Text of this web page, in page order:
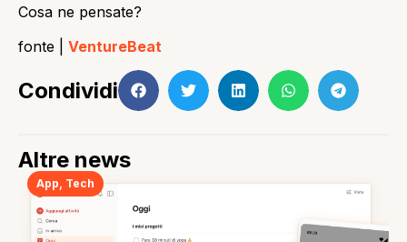
Cosa ne pensate?
fonte | VentureBeat
Condividi
Altre news
App, Tech